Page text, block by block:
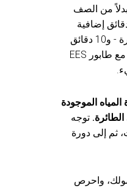
الجلوس في الصف 5 بدلاً من الصف
يمكن أن يعني 10 دقائق إضافية
قبل الصعود إلى الطائرة - و10 دقائق
عندما تكون في سباق مع طابور EES
الموجودة
توجه
ثم إلى دورة
واحرص